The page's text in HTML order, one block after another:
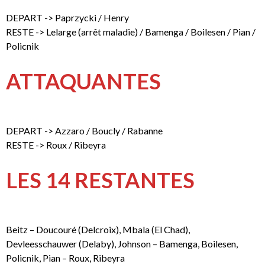
DEPART -> Paprzycki / Henry
RESTE -> Lelarge (arrêt maladie) / Bamenga / Boilesen / Pian /
Policnik
ATTAQUANTES
DEPART -> Azzaro / Boucly / Rabanne
RESTE -> Roux / Ribeyra
LES 14 RESTANTES
Beitz – Doucouré (Delcroix), Mbala (El Chad),
Devleesschauwer (Delaby), Johnson – Bamenga, Boilesen,
Policnik, Pian – Roux, Ribeyra